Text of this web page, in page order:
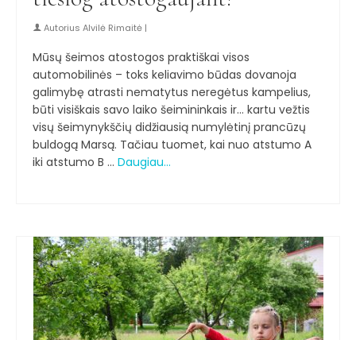
Autorius Alvilė Rimaitė |
Mūsų šeimos atostogos praktiškai visos
automobilinės – toks keliavimo būdas dovanoja
galimybę atrasti nematytus neregėtus kampelius,
būti visiškais savo laiko šeimininkais ir… kartu vežtis
visų šeimynykščių didžiausią numylėtinį prancūzų
buldogą Marsą. Tačiau tuomet, kai nuo atstumo A
iki atstumo B … Daugiau…